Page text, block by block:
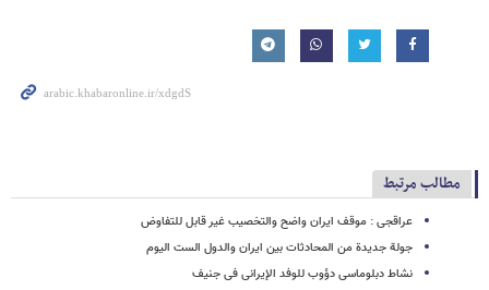
مطالب مرتبط
عراقجی : موقف ایران واضح والتخصیب غیر قابل للتفاوض
جولة جدیدة من المحادثات بین ایران والدول الست الیوم
نشاط دبلوماسی دؤوب للوفد الإیرانی فی جنیف